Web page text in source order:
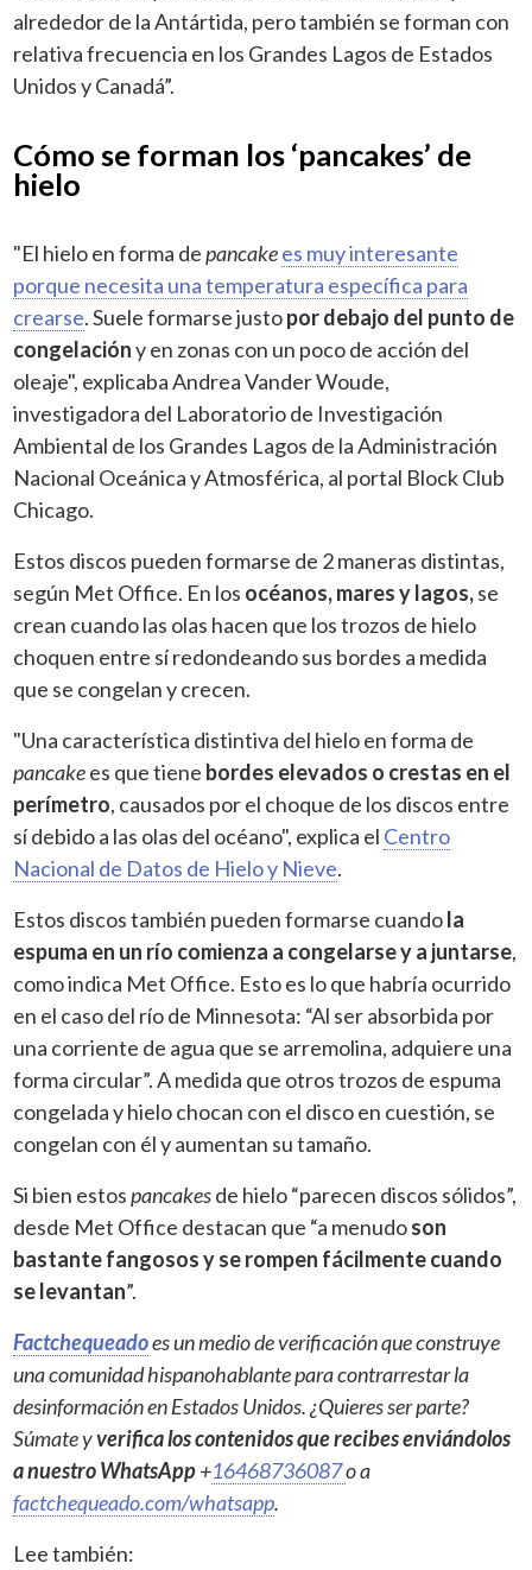
alrededor de la Antártida, pero también se forman con
relativa frecuencia en los Grandes Lagos de Estados
Unidos y Canadá”.
Cómo se forman los ‘pancakes’ de
hielo
"El hielo en forma depancakees muy interesante
porque necesita una temperatura específica para
crearse. Suele formarse justopor debajo del punto de
congelacióny en zonas con un poco de acción del
oleaje", explicaba Andrea Vander Woude,
investigadora del Laboratorio de Investigación
Ambiental de los Grandes Lagos de la Administración
Nacional Oceánica y Atmosférica, al portal Block Club
Chicago.
Estos discos pueden formarse de 2 maneras distintas,
según Met Office. En los océanos, mares y lagos,se
crean cuando las olas hacen que los trozos de hielo
choquen entre sí redondeando sus bordes a medida
que se congelan y crecen.
"Una característica distintiva del hielo en forma de
pancakees que tiene bordes elevados o crestas en el
perímetro, causados ​​por el choque de los discos entre
sí debido a las olas del océano", explica el Centro
Nacional de Datos de Hielo y Nieve.
Estos discos también pueden formarse cuandola
espuma en un río comienza a congelarse y a juntarse,
como indica Met Office. Esto es lo que habría ocurrido
en el caso del río de Minnesota: “Al ser absorbida por
una corriente de agua que se arremolina, adquiere una
forma circular”. A medida que otros trozos de espuma
congelada y hielo chocan con el disco en cuestión, se
congelan con él y aumentan su tamaño.
Si bien estospancakesde hielo “parecen discos sólidos”,
desde Met Office destacan que “a menudoson
bastante fangosos y se rompen fácilmente cuando
se levantan”.
Factchequeadoes un medio de verificación que construye
una comunidad hispanohablante para contrarrestar la
desinformación en Estados Unidos. ¿Quieres ser parte?
Súmate yverifica los contenidos que recibes enviándolos
a nuestro WhatsApp+16468736087o a
factchequeado.com/whatsapp.
Lee también: